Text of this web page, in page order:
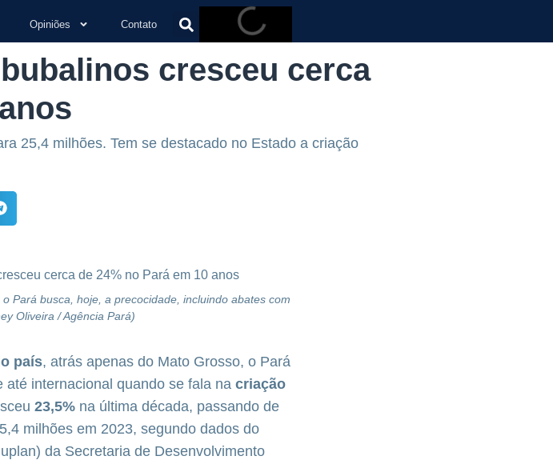
Opiniões Contato
cresceu cerca
25,4 milhões. Tem se destacado no Estado a criação
Pará busca, hoje, a precocidade, incluindo abates com
Oliveira / Agência Pará)
país, atrás apenas do Mato Grosso, o Pará
internacional quando se fala na criação
23,5% na última década, passando de
milhões em 2023, segundo dados do
da Secretaria de Desenvolvimento